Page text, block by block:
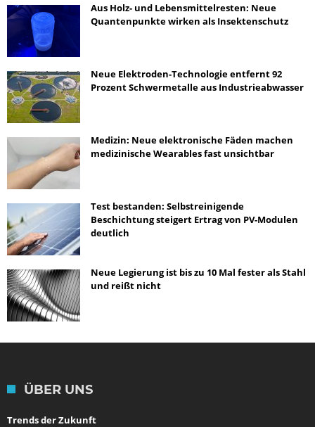
Aus Holz- und Lebensmittelresten: Neue
Quantenpunkte wirken als Insektenschutz
Neue Elektroden-Technologie entfernt 92
Prozent Schwermetalle aus Industrieabwasser
Medizin: Neue elektronische Fäden machen
medizinische Wearables fast unsichtbar
Test bestanden: Selbstreinigende
Beschichtung steigert Ertrag von PV-Modulen
deutlich
Neue Legierung ist bis zu 10 Mal fester als Stahl
und reißt nicht
ÜBER UNS
Trends der Zukunft